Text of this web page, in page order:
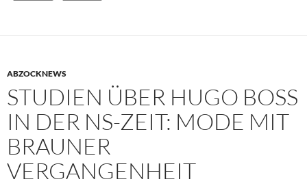
ABZOCKNEWS
STUDIEN ÜBER HUGO BOSS
IN DER NS-ZEIT: MODE MIT
BRAUNER
VERGANGENHEIT